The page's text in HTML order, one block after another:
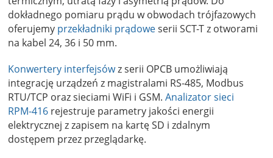
dokładnego pomiaru prądu w obwodach trójfazowych
oferujemy przekładniki prądoweserii SCT-T z otworami
na kabel 24, 36 i 50 mm.
Konwertery interfejsówz serii OPCB umożliwiają
integrację urządzeń z magistralami RS-485, Modbus
RTU/TCP oraz sieciami WiFi i GSM. Analizator sieci
RPM-416 rejestruje parametry jakości energii
elektrycznej z zapisem na kartę SD i zdalnym
dostępem przez przeglądarkę.